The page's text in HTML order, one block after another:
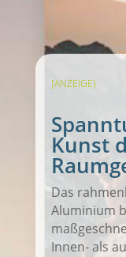
[ANZEIGE}
Kunst
Das
Aluminium
Innen- als